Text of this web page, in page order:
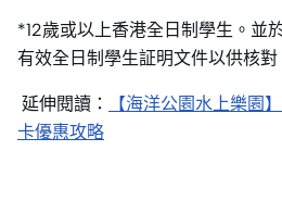
*12歲或以上香港全日制學生。並
有效全日制學生証明文件以供核對
延伸閱讀：
【海洋公園水上樂園
卡優惠攻略